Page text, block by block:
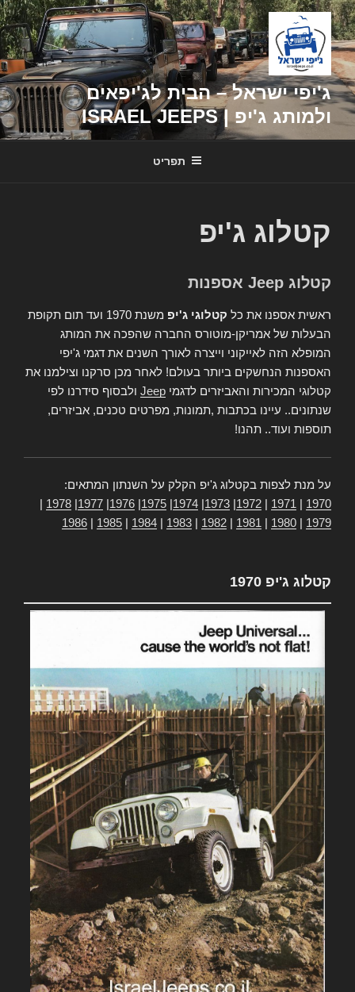
דילוג
לתוכן
ג'יפי ישראל – הבית לג'יפאים
ולמותג ג'יפ | ISRAEL JEEPS
תפריט
קטלוג ג'יפ
קטלוג Jeep אספנות
ראשית אספנו את כל קטלוגי ג'יפ
משנת 1970 ועד תום תקופת
הבעלות של אמריקן-מוטורס החברה שהפכה את המותג
המופלא הזה לאייקוני וייצרה לאורך השנים את דגמי ג'יפי
האספנות הנחשקים ביותר בעולם! לאחר מכן סרקנו וצילמנו את
קטלוגי המכירות והאביזרים לדגמי Jeep ולבסוף סידרנו לפי
שנתונים.. עיינו בכתבות ,תמונות, מפרטים טכנים, אביזרים,
תוספות ועוד.. תהנו!
על מנת לצפות בקטלוג ג'יפ הקלק על השנתון המתאים:
1970
1971
1972
1973
1974
1975
1976
1977
1978
1979
1980
1981
1982
1983
1984
1985
1986
קטלוג ג'יפ 1970